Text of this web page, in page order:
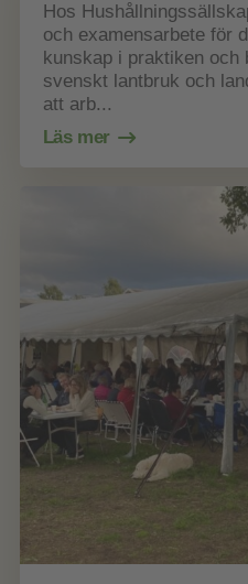
Hos
och examensarbete för
kunskap i praktiken
svenskt lantbruk och
att arb...
Läs mer